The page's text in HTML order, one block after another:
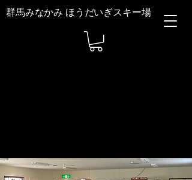
群馬みなかみ ほうだいぎスキー場